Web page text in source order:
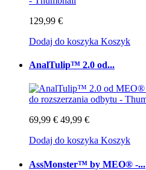
129,99 €
Dodaj do koszyka Koszyk
AnalTulip™ 2.0 od...
69,99 € 49,99 €
Dodaj do koszyka Koszyk
AssMonster™ by MEO® -...